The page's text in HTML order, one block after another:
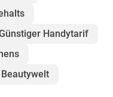
Handytarif